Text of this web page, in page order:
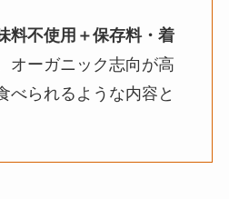
料不使用＋保存料・着
オーガニック志向が高
べられるような内容と